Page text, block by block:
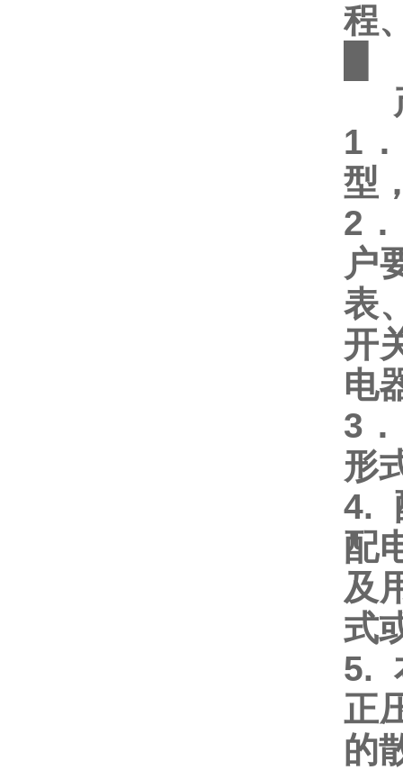
程
1
型
2
户
表
开
电
3
形
4.
配
及
式
5.
正
的